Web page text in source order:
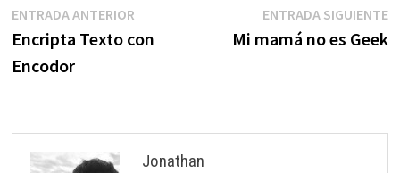
Navegación
de
ENTRADA ANTERIOREntrada
anterior:
Encripta Texto con
Encodor
ENTRADA SIGUIENTE
Mi mamá no es Geek
Jonathan